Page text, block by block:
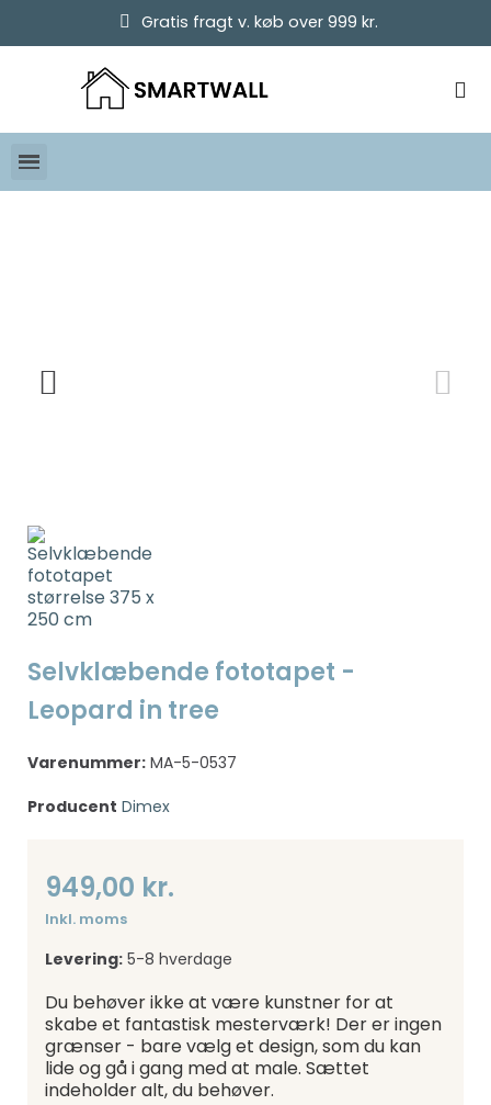
Gratis fragt v. køb over 999 kr.
Selvklæbende fototapet -
Leopard in tree
Varenummer: MA-5-0537
Producent Dimex
949,00 kr.
Inkl. moms
Levering: 5-8 hverdage
Du behøver ikke at være kunstner for at
skabe et fantastisk mesterværk! Der er ingen
grænser - bare vælg et design, som du kan
lide og gå i gang med at male. Sættet
indeholder alt, du behøver.